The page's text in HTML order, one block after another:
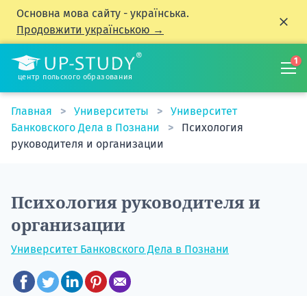
Основна мова сайту - українська.
Продовжити українською →
центр польского образования
1
Главная Университеты
Университет
Банковского Дела в Познани
Психология
руководителя и организации
Психология руководителя и
организации
Университет Банковского Дела в Познани